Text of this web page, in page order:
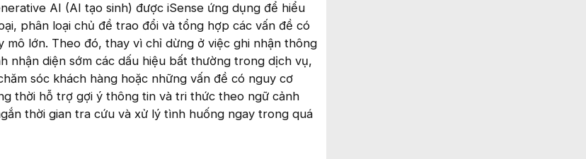
AI (AI tạo sinh) được iSense ứng dụng để hiểu
phân loại chủ đề trao đổi và tổng hợp các vấn đề có
mô lớn. Theo đó, thay vì chỉ dừng ở việc ghi nhận thông
nhận diện sớm các dấu hiệu bất thường trong dịch vụ,
sóc khách hàng hoặc những vấn đề có nguy cơ
thời hỗ trợ gợi ý thông tin và tri thức theo ngữ cảnh
thời gian tra cứu và xử lý tình huống ngay trong quá